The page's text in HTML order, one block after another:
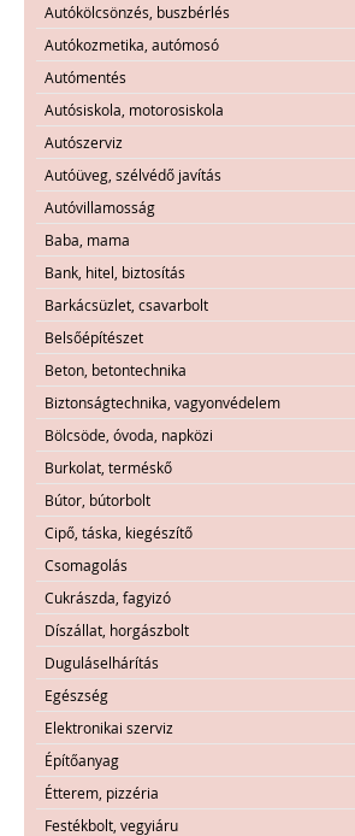
Autókölcsönzés, buszbérlés
Autókozmetika, autómosó
Autómentés
Autósiskola, motorosiskola
Autószerviz
Autóüveg, szélvédő javítás
Autóvillamosság
Baba, mama
Bank, hitel, biztosítás
Barkácsüzlet, csavarbolt
Belsőépítészet
Beton, betontechnika
Biztonságtechnika, vagyonvédelem
Bölcsöde, óvoda, napközi
Burkolat, terméskő
Bútor, bútorbolt
Cipő, táska, kiegészítő
Csomagolás
Cukrászda, fagyizó
Díszállat, horgászbolt
Duguláselhárítás
Egészség
Elektronikai szerviz
Építőanyag
Étterem, pizzéria
Festékbolt, vegyiáru